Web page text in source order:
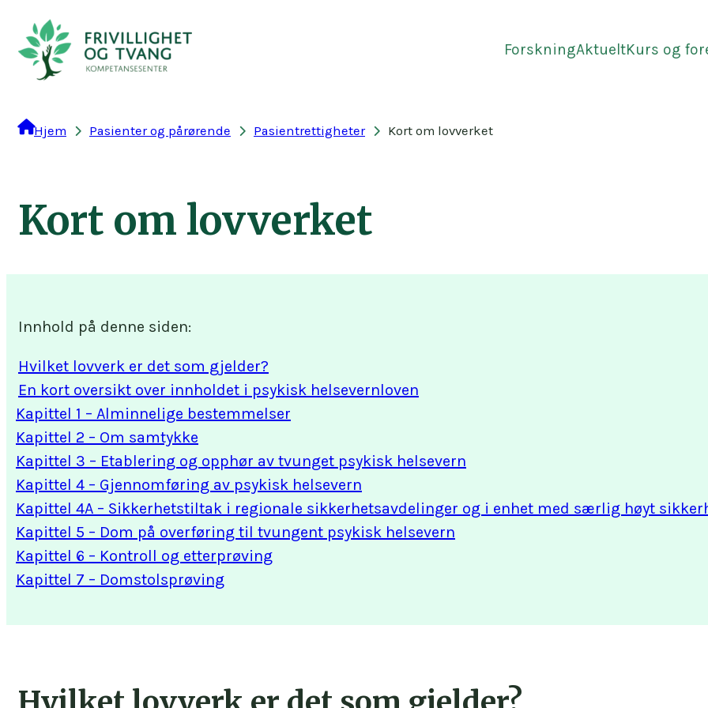
innhold
ForskningAktueltKurs og
Hjem Pasienter og pårørende Pasientrettigheter Kort om lovverket
Kort om lovverket
Innhold på denne siden:
Hvilket lovverk er det som gjelder?
En kort oversikt over innholdet i psykisk helsevernloven
Kapittel 1 – Alminnelige bestemmelser
Kapittel 2 – Om samtykke
Kapittel 3 – Etablering og opphør av tvunget psykisk helsevern
Kapittel 4 – Gjennomføring av psykisk helsevern
Kapittel 4A – Sikkerhetstiltak i regionale sikkerhetsavdelinger og i enhet med særlig høyt
Kapittel 5 – Dom på overføring til tvungent psykisk helsevern
Kapittel 6 – Kontroll og etterprøving
Kapittel 7 – Domstolsprøving